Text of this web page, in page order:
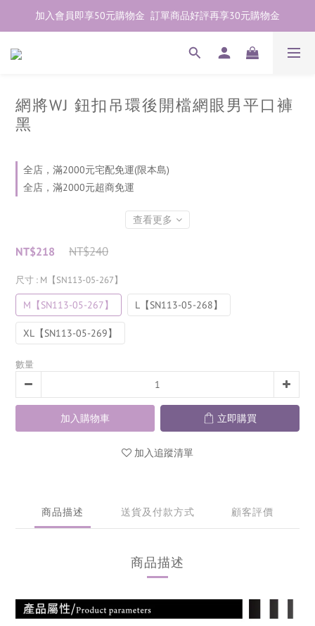
加入會員即享50元購物金  訂單商品好評再享30元購物金
加入會員即享50元購物金  訂單商品好評再享30元購物金
歡迎點右下紫色💬諮詢線上親密顧問
網將WJ 鈕扣吊環後開檔網眼男平口褲
黑
全店，滿2000元宅配免運(限本島)
全店，滿2000元超商免運
查看更多
NT$218 NT$240
尺寸 : M【SN113-05-267】
M【SN113-05-267】 L【SN113-05-268】
XL【SN113-05-269】
數量
加入購物車 立即購買
加入追蹤清單
商品描述 送貨及付款方式 顧客評價
商品描述